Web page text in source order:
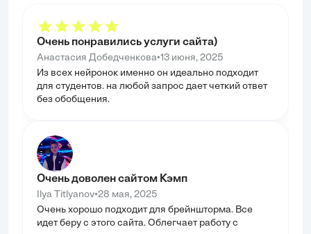
Очень понравились услуги сайта)
Анастасия Добедченкова•13 июня, 2025
Из всех нейронок именно он идеально подходит
для студентов. на любой запрос дает четкий ответ
без обобщения.
Очень доволен сайтом Кэмп
Ilya Titlyanov•28 мая, 2025
Очень хорошо подходит для брейншторма. Все
идет беру с этого сайта. Облегчает работу с